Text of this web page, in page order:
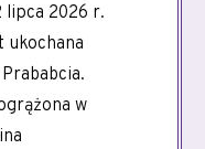
lipca 2026 r.
ukochana
w